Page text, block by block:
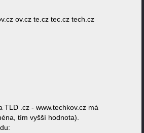
ov.cz te.cz tec.cz tech.cz
.cz - www.techkov.cz má
tím vyšší hodnota).